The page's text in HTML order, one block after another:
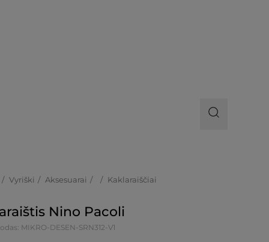
Vyriški Aksesuarai Kaklaraiščiai
Nino Pacoli
MIKRO-DESEN-SRN312-V1